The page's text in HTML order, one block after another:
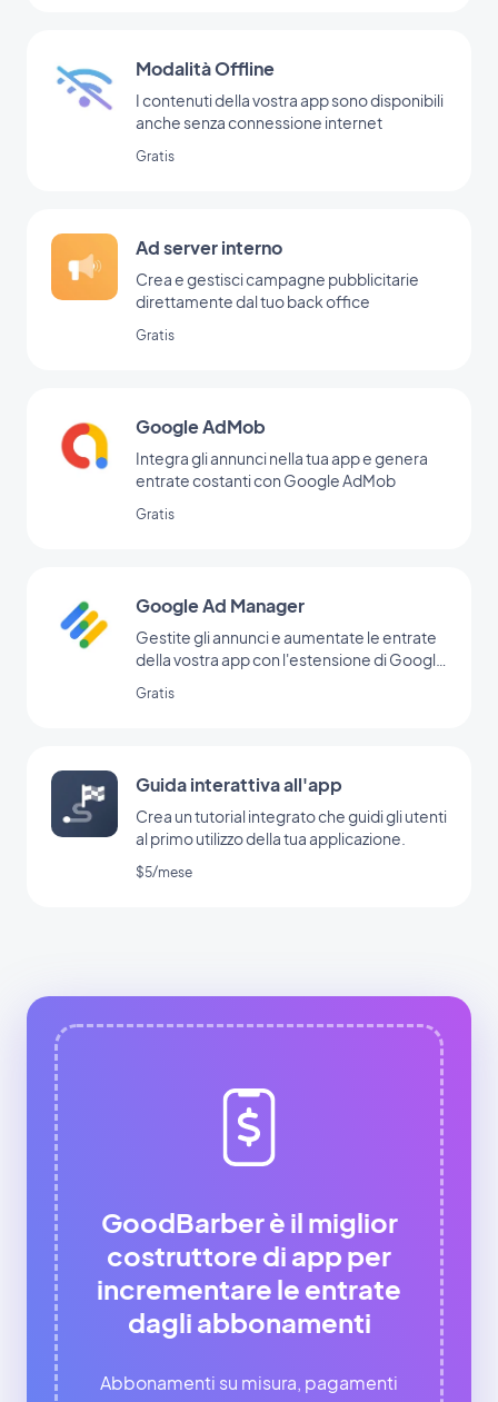
Modalità Offline
I contenuti della vostra app sono disponibili
anche senza connessione internet
Gratis
Ad server interno
Crea e gestisci campagne pubblicitarie
direttamente dal tuo back office
Gratis
Google AdMob
Integra gli annunci nella tua app e genera
entrate costanti con Google AdMob
Gratis
Google Ad Manager
Gestite gli annunci e aumentate le entrate
della vostra app con l'estensione di Google
Gratis
Guida interattiva all'app
Crea un tutorial integrato che guidi gli utenti
al primo utilizzo della tua applicazione.
$5/mese
GoodBarber è il miglior
costruttore di app per
incrementare le entrate
dagli abbonamenti
Abbonamenti su misura, pagamenti